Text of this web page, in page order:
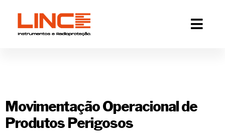
Movimentação Operacional de
Produtos Perigosos